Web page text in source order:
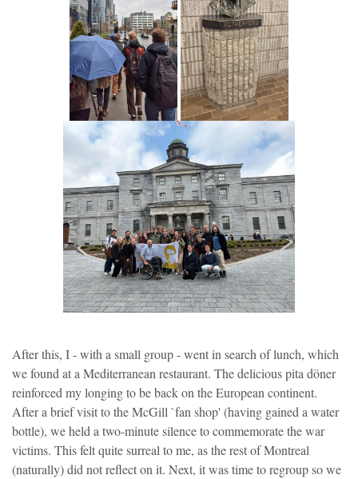
After this, I - with a small group - went in search of lunch, which
we found at a Mediterranean restaurant. The delicious pita döner
reinforced my longing to be back on the European continent.
After a brief visit to the McGill `fan shop' (having gained a water
bottle), we held a two-minute silence to commemorate the war
victims. This felt quite surreal to me, as the rest of Montreal
(naturally) did not reflect on it. Next, it was time to regroup so we